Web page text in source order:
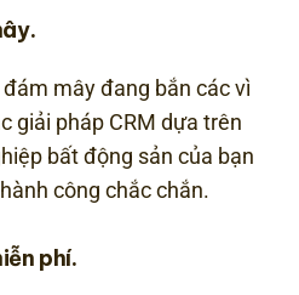
mây đang bắn các vì
giải pháp CRM dựa trên
bất động sản của bạn
công chắc chắn.
phí.